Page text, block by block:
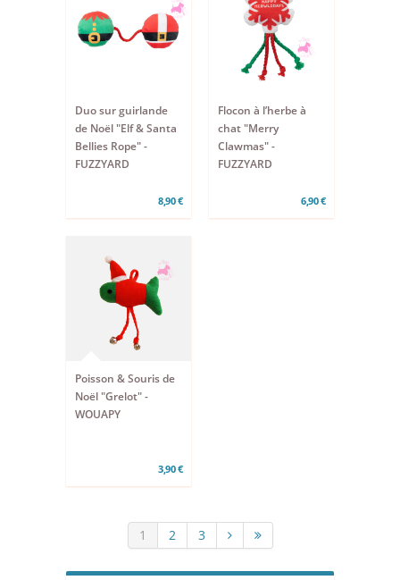
Duo sur guirlande
de Noël "Elf & Santa
Bellies Rope" -
FUZZYARD
8,90 €
Flocon à l’herbe à
chat "Merry
Clawmas" -
FUZZYARD
6,90 €
Poisson & Souris de
Noël "Grelot" -
WOUAPY
3,90 €
1 2 3